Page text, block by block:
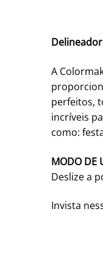
A
perfeitos,
incríveis
como:
MODO DE
Deslize a
Invista